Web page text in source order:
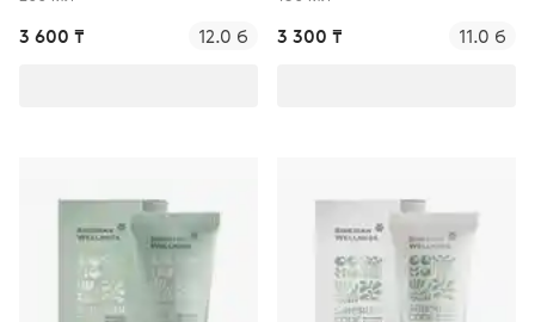
3 600 ₸ 12.0 б 3 300 ₸ 11.0 б